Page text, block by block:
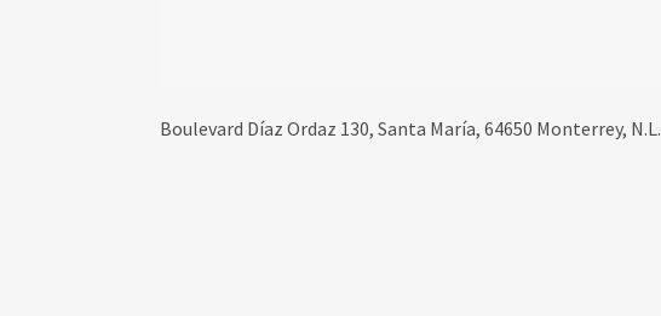
Boulevard Díaz Ordaz 130, Santa María, 64650 Monterrey, N.L.